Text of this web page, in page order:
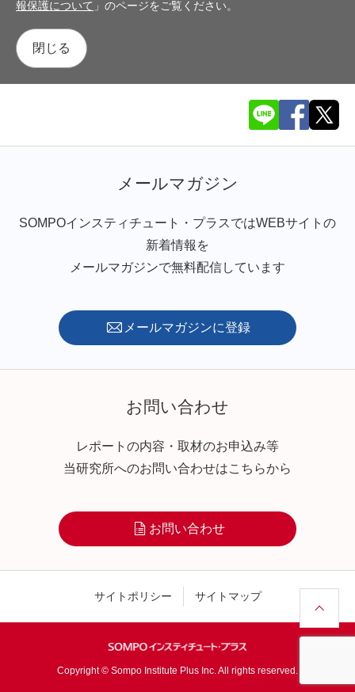
報保護について 」のページをご覧ください。
閉じる
メールマガジン
SOMPOインスティチュート・プラスではWEBサイトの
新着情報を
メールマガジンで無料配信しています
メールマガジンに登録
お問い合わせ
レポートの内容・取材のお申込み等
当研究所へのお問い合わせはこちらから
お問い合わせ
サイトポリシー サイトマップ
Copyright © Sompo Institute Plus Inc. All rights reserved.